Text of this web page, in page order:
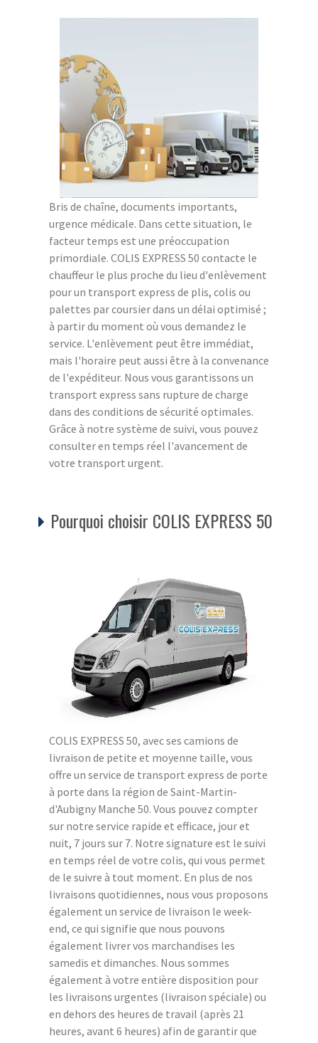
Bris de chaîne, documents importants,
urgence médicale. Dans cette situation, le
facteur temps est une préoccupation
primordiale. COLIS EXPRESS 50 contacte le
chauffeur le plus proche du lieu d'enlèvement
pour un transport express de plis, colis ou
palettes par coursier dans un délai optimisé ;
à partir du moment où vous demandez le
service. L'enlèvement peut être immédiat,
mais l'horaire peut aussi être à la convenance
de l'expéditeur. Nous vous garantissons un
transport express sans rupture de charge
dans des conditions de sécurité optimales.
Grâce à notre système de suivi, vous pouvez
consulter en temps réel l'avancement de
votre transport urgent.
Pourquoi choisir COLIS EXPRESS 50
COLIS EXPRESS 50, avec ses camions de
livraison de petite et moyenne taille, vous
offre un service de transport express de porte
à porte dans la région de Saint-Martin-
d'Aubigny Manche 50. Vous pouvez compter
sur notre service rapide et efficace, jour et
nuit, 7 jours sur 7. Notre signature est le suivi
en temps réel de votre colis, qui vous permet
de le suivre à tout moment. En plus de nos
livraisons quotidiennes, nous vous proposons
également un service de livraison le week-
end, ce qui signifie que nous pouvons
également livrer vos marchandises les
samedis et dimanches. Nous sommes
également à votre entière disposition pour
les livraisons urgentes (livraison spéciale) ou
en dehors des heures de travail (après 21
heures, avant 6 heures) afin de garantir que